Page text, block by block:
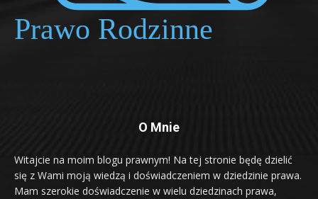
O Mnie
Witajcie na moim blogu prawnym! Na tej stronie będę dzielić
się z Wami moją wiedzą i doświadczeniem w dziedzinie prawa.
Mam szerokie doświadczenie w wielu dziedzinach prawa,